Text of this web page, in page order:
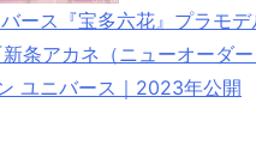
ース『宝多六花』プラモデ
条アカネ（ニューオーダ
ユニバース｜2023年公開